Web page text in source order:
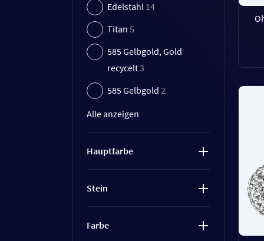
Edelstahl 14
Titan 5
585 Gelbgold, Gold
recycelt3
585 Gelbgold 2
Alle anzeigen
Hauptfarbe
Stein
Farbe